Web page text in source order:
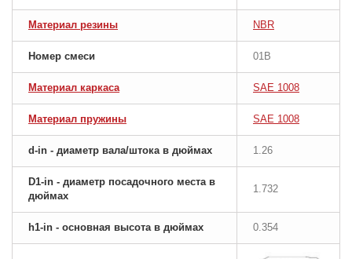
Материал резины NBR
Номер смеси 01B
Материал каркаса SAE 1008
Материал пружины SAE 1008
d-in - диаметр вала/штока в дюймах 1.26
D1-in - диаметр посадочного места в
дюймах
1.732
h1-in - основная высота в дюймах 0.354